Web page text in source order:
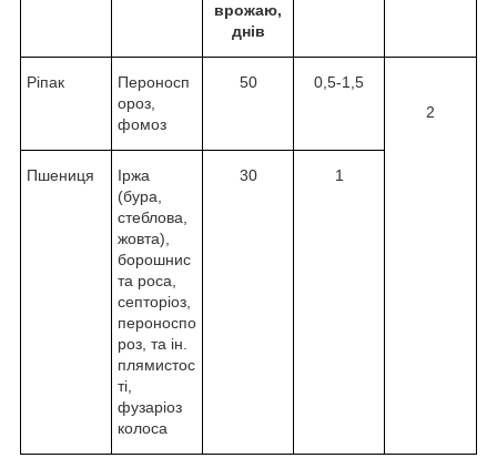
врожаю,
днів
Ріпак
Пероносп
ороз,
фомоз
50
0,5-1,5
2
Пшениця
Іржа
(бура,
стеблова,
жовта),
борошнис
та роса,
септоріоз,
пероноспо
роз, та ін.
плямистос
ті,
фузаріоз
колоса
30 1